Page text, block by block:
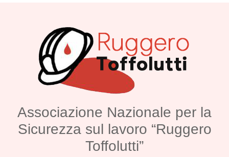
Associazione Nazionale per la
Sicurezza sul lavoro “Ruggero
Toffolutti”